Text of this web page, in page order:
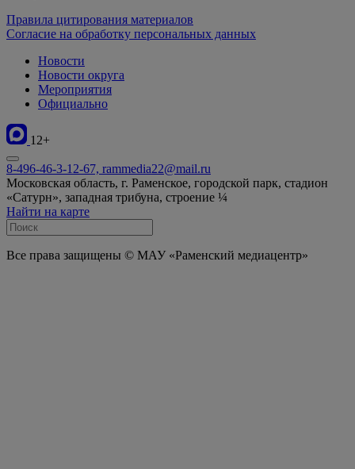
Правила цитирования материалов
Согласие на обработку персональных данных
Новости
Новости округа
Мероприятия
Официально
12+
8-496-46-3-12-67, rammedia22@mail.ru
Московская область, г. Раменское, городской парк, стадион
«Сатурн», западная трибуна, строение ¼
Найти на карте
Все права защищены © МАУ «Раменский медиацентр»